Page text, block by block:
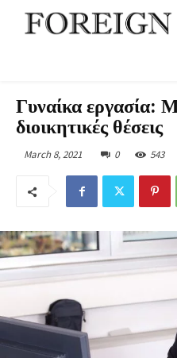
Γυναίκα εργασία:
διοικητικές θέσεις
March 8, 2021 0 543